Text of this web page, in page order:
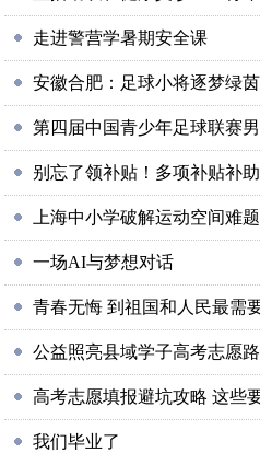
走进警营学暑期安全课
安徽合肥：足球小将逐梦绿
第四届中国青少年足球联赛
别忘了领补贴！多项补贴补
上海中小学破解运动空间难
一场AI与梦想对话
青春无悔 到祖国和人民最需
公益照亮县域学子高考志愿路
高考志愿填报避坑攻略 这些
我们毕业了